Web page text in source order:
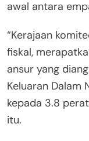
awal antara
“Kerajaan
fiskal,
ansur yang
Keluaran Dalam
kepada 3.8
itu.